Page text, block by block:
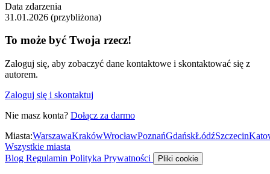
Data zdarzenia
31.01.2026 (przybliżona)
To może być Twoja rzecz!
Zaloguj się, aby zobaczyć dane kontaktowe i skontaktować się z
autorem.
Zaloguj się i skontaktuj
Nie masz konta? Dołącz za darmo
Miasta:WarszawaKrakówWrocławPoznańGdańskŁódźSzczecin
Wszystkie miasta
Blog Regulamin Polityka Prywatności Pliki cookie